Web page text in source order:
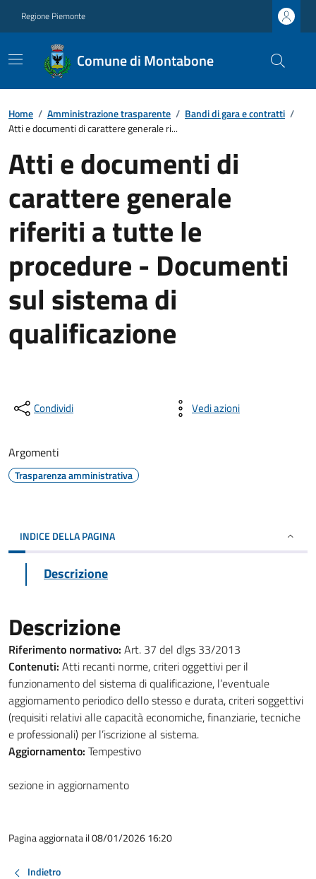
Regione Piemonte
Comune di Montabone
Home / Amministrazione trasparente / Bandi di gara e contratti /
Atti e documenti di carattere generale ri...
Atti e documenti di
carattere generale
riferiti a tutte le
procedure - Documenti
sul sistema di
qualificazione
Condividi Vedi azioni
Argomenti
Trasparenza amministrativa
INDICE DELLA PAGINA
Descrizione
Descrizione
Riferimento normativo: Art. 37 del dlgs 33/2013
Contenuti: Atti recanti norme, criteri oggettivi per il
funzionamento del sistema di qualificazione, l’eventuale
aggiornamento periodico dello stesso e durata, criteri soggettivi
(requisiti relativi alle capacità economiche, finanziarie, tecniche
e professionali) per l’iscrizione al sistema.
Aggiornamento: Tempestivo
sezione in aggiornamento
Pagina aggiornata il 08/01/2026 16:20
Indietro